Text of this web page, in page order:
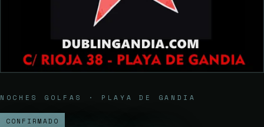
NOCHES GOLFAS · PLAYA DE GANDIA
CONFIRMADO